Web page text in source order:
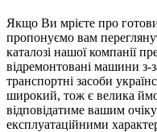
Якщо Ви мрієте про
пропонуємо вам
каталозі нашої компанії
відремонтовані машини з-
транспортні засоби
широкий, тож є велика
відповідатиме вашим
експлуатаційними